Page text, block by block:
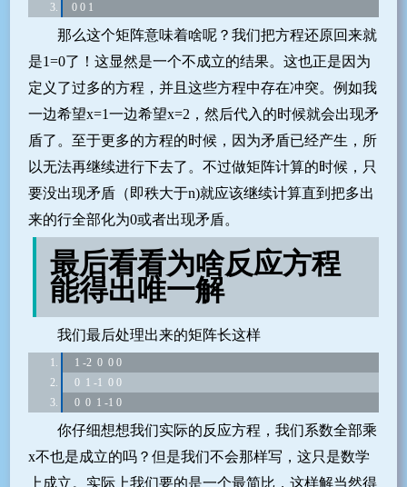
0 0 1
那么这个矩阵意味着啥呢？我们把方程还原回来就
是1=0了！这显然是一个不成立的结果。这也正是因为
定义了过多的方程，并且这些方程中存在冲突。例如我
一边希望x=1一边希望x=2，然后代入的时候就会出现矛
盾了。至于更多的方程的时候，因为矛盾已经产生，所
以无法再继续进行下去了。不过做矩阵计算的时候，只
要没出现矛盾（即秩大于n)就应该继续计算直到把多出
来的行全部化为0或者出现矛盾。
最后看看为啥反应方程
能得出唯一解
我们最后处理出来的矩阵长这样
1 -2  0  0 0
0  1 -1  0 0
0  0  1 -1 0
你仔细想想我们实际的反应方程，我们系数全部乘
x不也是成立的吗？但是我们不会那样写，这只是数学
上成立。实际上我们要的是一个最简比，这样解当然得